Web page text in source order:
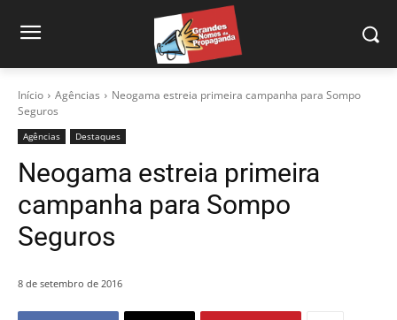
Início Agências
Neogama estreia primeira campanha para Sompo
Seguros
Agências Destaques
Neogama estreia primeira
campanha para Sompo
Seguros
8 de setembro de 2016